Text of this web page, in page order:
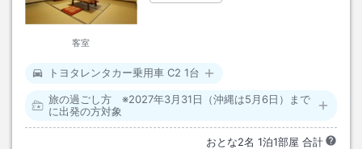
客室
トヨタレンタカー乗用車 C2 1台
旅の過ごし方 ※2027年3月31日（沖縄は5月6日）まで
に出発の方対象
おとな2名 1泊1部屋 合計